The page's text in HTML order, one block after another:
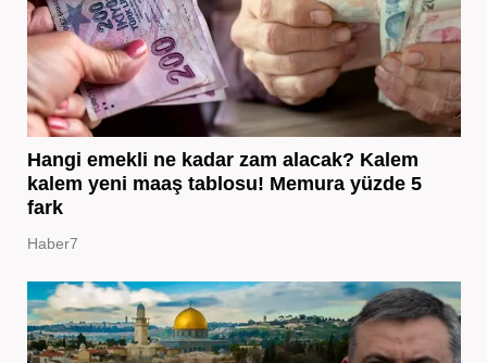
Hangi emekli ne kadar zam alacak? Kalem
kalem yeni maaş tablosu! Memura yüzde 5
fark
Haber7